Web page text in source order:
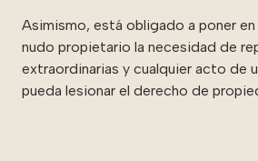
Asimismo, está obligado a poner
nudo propietario la necesidad de
extraordinarias y cualquier acto de
pueda lesionar el derecho de